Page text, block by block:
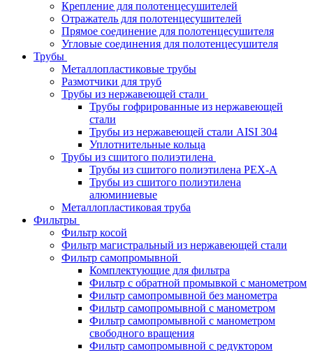
Крепление для полотенцесушителей
Отражатель для полотенцесушителей
Прямое соединение для полотенцесушителя
Угловые соединения для полотенцесушителя
Трубы
Металлопластиковые трубы
Размотчики для труб
Трубы из нержавеющей стали
Трубы гофрированные из нержавеющей
стали
Трубы из нержавеющей стали AISI 304
Уплотнительные кольца
Трубы из сшитого полиэтилена
Трубы из сшитого полиэтилена PEX-A
Трубы из сшитого полиэтилена
алюминиевые
Металлопластиковая труба
Фильтры
Фильтр косой
Фильтр магистральный из нержавеющей стали
Фильтр самопромывной
Комплектующие для фильтра
Фильтр с обратной промывкой c манометром
Фильтр самопромывной без манометра
Фильтр самопромывной с манометром
Фильтр самопромывной с манометром
свободного вращения
Фильтр самопромывной с редуктором